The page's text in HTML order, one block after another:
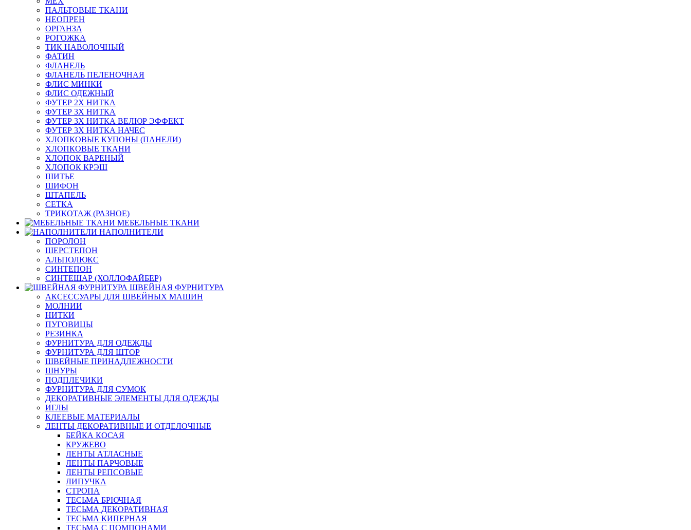
ПАЛЬТОВЫЕ ТКАНИ
НЕОПРЕН
ОРГАНЗА
РОГОЖКА
ТИК НАВОЛОЧНЫЙ
ФАТИН
ФЛАНЕЛЬ
ФЛАНЕЛЬ ПЕЛЕНОЧНАЯ
ФЛИС МИНКИ
ФЛИС ОДЕЖНЫЙ
ФУТЕР 2Х НИТКА
ФУТЕР 3Х НИТКА
ФУТЕР 3Х НИТКА ВЕЛЮР ЭФФЕКТ
ФУТЕР 3Х НИТКА НАЧЕС
ХЛОПКОВЫЕ КУПОНЫ (ПАНЕЛИ)
ХЛОПКОВЫЕ ТКАНИ
ХЛОПОК ВАРЕНЫЙ
ХЛОПОК КРЭШ
ШИТЬЕ
ШИФОН
ШТАПЕЛЬ
СЕТКА
ТРИКОТАЖ (РАЗНОЕ)
МЕБЕЛЬНЫЕ ТКАНИ
НАПОЛНИТЕЛИ
ПОРОЛОН
ШЕРСТЕПОН
АЛЬПОЛЮКС
СИНТЕПОН
СИНТЕШАР (ХОЛЛОФАЙБЕР)
ШВЕЙНАЯ ФУРНИТУРА
АКСЕССУАРЫ ДЛЯ ШВЕЙНЫХ МАШИН
МОЛНИИ
НИТКИ
ПУГОВИЦЫ
РЕЗИНКА
ФУРНИТУРА ДЛЯ ОДЕЖДЫ
ФУРНИТУРА ДЛЯ ШТОР
ШВЕЙНЫЕ ПРИНАДЛЕЖНОСТИ
ШНУРЫ
ПОДПЛЕЧИКИ
ФУРНИТУРА ДЛЯ СУМОК
ДЕКОРАТИВНЫЕ ЭЛЕМЕНТЫ ДЛЯ ОДЕЖДЫ
ИГЛЫ
КЛЕЕВЫЕ МАТЕРИАЛЫ
ЛЕНТЫ ДЕКОРАТИВНЫЕ И ОТДЕЛОЧНЫЕ
БЕЙКА КОСАЯ
КРУЖЕВО
ЛЕНТЫ АТЛАСНЫЕ
ЛЕНТЫ ПАРЧОВЫЕ
ЛЕНТЫ РЕПСОВЫЕ
ЛИПУЧКА
СТРОПА
ТЕСЬМА БРЮЧНАЯ
ТЕСЬМА ДЕКОРАТИВНАЯ
ТЕСЬМА КИПЕРНАЯ
ТЕСЬМА С ПОМПОНАМИ